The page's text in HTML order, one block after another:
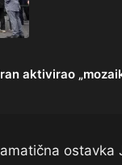
aktivirao
ostavka